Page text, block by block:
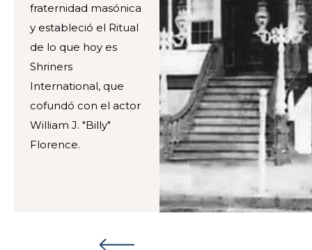
fraternidad masónica
y estableció el Ritual
de lo que hoy es
Shriners
International, que
cofundó con el actor
William J. "Billy"
Florence.